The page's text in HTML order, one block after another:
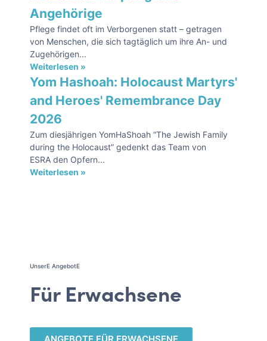
Angehörige
Pflege findet oft im Verborgenen statt – getragen
von Menschen, die sich tagtäglich um ihre An- und
Zugehörigen...
Weiterlesen »
Yom Hashoah: Holocaust Martyrs'
and Heroes' Remembrance Day
2026
Zum diesjährigen YomHaShoah “The Jewish Family
during the Holocaust” gedenkt das Team von
ESRA den Opfern...
Weiterlesen »
UnserE AngebotE
Für Erwachsene